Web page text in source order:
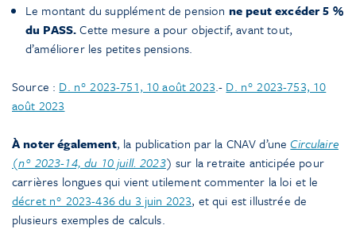
Le montant du supplément de pension ne peut excéder 5 %
du PASS.Cette mesure a pour objectif, avant tout,
d’améliorer les petites pensions.
Source : D. n° 2023-751, 10 août 2023.- D. n° 2023-753, 10
août 2023
À noter également, la publication par la CNAV d’uneCirculaire
(n° 2023-14, du 10 juill. 2023) sur la retraite anticipée pour
carrières longues qui vient utilement commenter la loi et le
décret n° 2023-436 du 3 juin 2023, et qui est illustrée de
plusieurs exemples de calculs.